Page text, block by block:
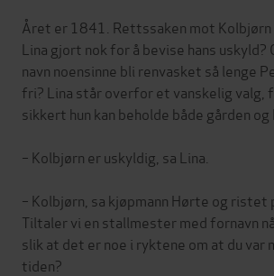
Året er 1841. Rettssaken mot Kolbjørn
Lina gjort nok for å bevise hans uskyld?
navn noensinne bli renvasket så lenge
fri? Lina står overfor et vanskelig valg,
sikkert hun kan beholde både gården og
– Kolbjørn er uskyldig, sa Lina.
– Kolbjørn, sa kjøpmann Hørte og ristet
Tiltaler vi en stallmester med fornavn
slik at det er noe i ryktene om at du var
tiden?